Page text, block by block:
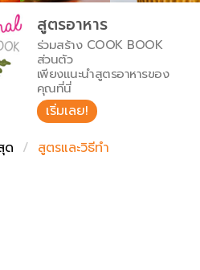
ารตวง
วัตถุดิบ
สูตรอาหาร
ร่วมสร้าง COOK BOOK
ส่วนตัว
เพียงแนะนำสูตรอาหารของ
คุณที่นี่
เริ่มเลย!
ด สูตรและวิธีทำ